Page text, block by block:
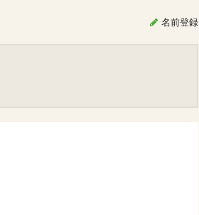
名前登録